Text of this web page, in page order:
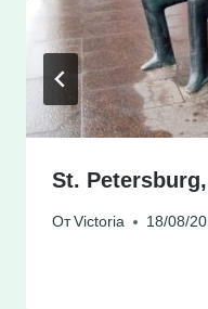
St.
От Victoria 18/08/